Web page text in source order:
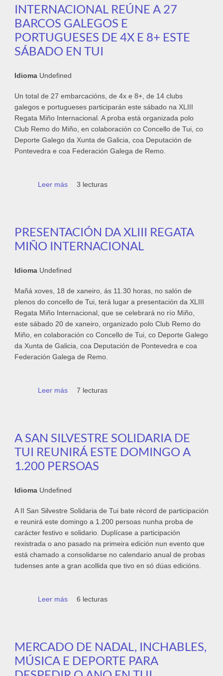
INTERNACIONAL REÚNE A 27
BARCOS GALEGOS E
PORTUGUESES DE 4X E 8+ ESTE
SÁBADO EN TUI
Idioma Undefined
Un total de 27 embarcacións, de 4x e 8+, de 14 clubs
galegos e portugueses participarán este sábado na XLIII
Regata Miño Internacional. A proba está organizada polo
Club Remo do Miño, en colaboración co Concello de Tui, co
Deporte Galego da Xunta de Galicia, coa Deputación de
Pontevedra e coa Federación Galega de Remo.
Leer más sobre A XLIII Regata Miño Internacional
3 lecturas
PRESENTACIÓN DA XLIII REGATA
MIÑO INTERNACIONAL
Idioma Undefined
Mañá xoves, 18 de xaneiro, ás 11.30 horas, no salón de
plenos do concello de Tui, terá lugar a presentación da XLIII
Regata Miño Internacional, que se celebrará no río Miño,
este sábado 20 de xaneiro, organizado polo Club Remo do
Miño, en colaboración co Concello de Tui, co Deporte Galego
da Xunta de Galicia, coa Deputación de Pontevedra e coa
Federación Galega de Remo.
Leer más sobre Presentación da XLIII Regata Miño
7 lecturas
A SAN SILVESTRE SOLIDARIA DE
TUI REUNIRÁ ESTE DOMINGO A
1.200 PERSOAS
Idioma Undefined
A II San Silvestre Solidaria de Tui bate récord de participación
e reunirá este domingo a 1.200 persoas nunha proba de
carácter festivo e solidario. Duplícase a participación
rexistrada o ano pasado na primeira edición nun evento que
está chamado a consolidarse no calendario anual de probas
tudenses ante a gran acollida que tivo en só dúas edicións.
Leer más sobre A San Silvestre Solidaria de Tui
6 lecturas
MERCADO DE NADAL, INCHABLES,
MÚSICA E DEPORTE PARA